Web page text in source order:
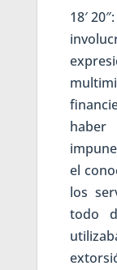
18′
el
los
todo